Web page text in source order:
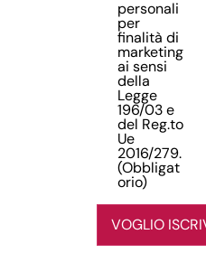
o
a
personali
per
finalità di
marketing
ai sensi
della
Legge
196/03 e
del Reg.to
Ue
2016/279.
(Obbligat
orio)
VOGLIO